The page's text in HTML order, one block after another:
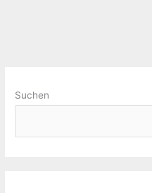
Suchen